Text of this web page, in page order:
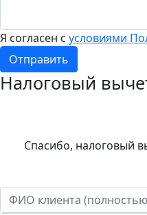
Я согласен с условиями
Отправить
Налоговый
Спасибо, налоговый